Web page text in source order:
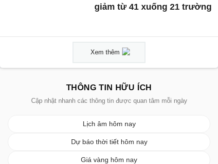
giảm từ 41 xuống 21 trường
Xem thêm
THÔNG TIN HỮU ÍCH
Cập nhật nhanh các thông tin được quan tâm mỗi ngày
Lịch âm hôm nay
Dự báo thời tiết hôm nay
Giá vàng hôm nay